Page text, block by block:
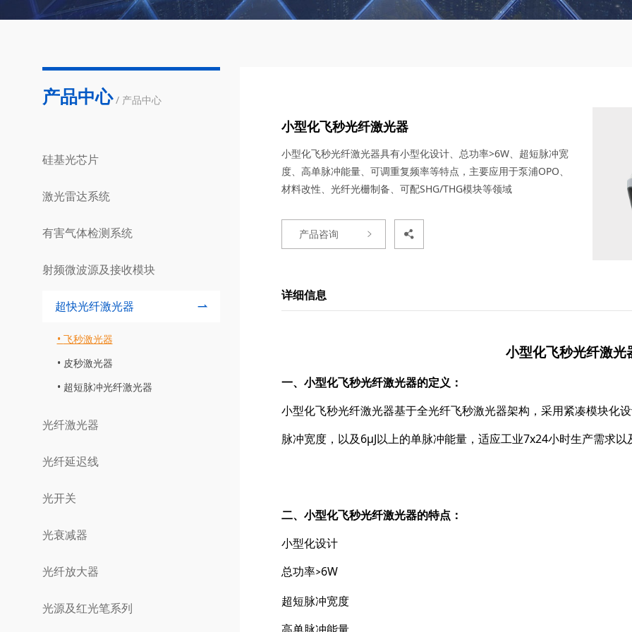
产品中心 / 产品中心
硅基光芯片
激光雷达系统
有害气体检测系统
射频微波源及接收模块
超快光纤激光器
飞秒激光器
皮秒激光器
超短脉冲光纤激光器
光纤激光器
光纤延迟线
光开关
光衰减器
光纤放大器
光源及红光笔系列
小型化飞秒光纤激光器
小型化飞秒光纤激光器具有小型化设计、总功率>6W、超短脉冲宽
度、高单脉冲能量、可调重复频率等特点，主要应用于泵浦OPO、
材料改性、光纤光栅制备、可配SHG/THG模块等领域
产品咨询
详细信息
小型化飞秒光纤激光
一、小型化飞秒光纤激光器的定义：
小型化飞秒光纤激光器基于全光纤飞秒激光器架构，采用紧凑模块化
脉冲宽度，以及6μJ以上的单脉冲能量，适应工业7x24小时生产需求
二、小型化飞秒光纤激光器的特点：
小型化设计
总功率>6W
超短脉冲宽度